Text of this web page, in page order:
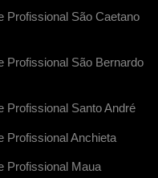
Profissional São Caetano
Profissional São Bernardo
Profissional Santo André
Profissional Anchieta
Profissional Maua